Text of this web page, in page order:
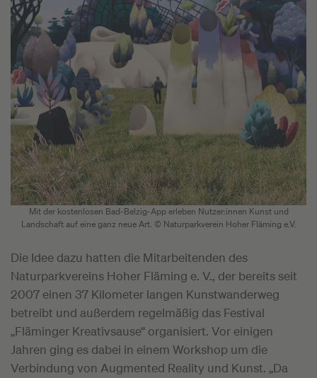
Mit der kostenlosen Bad-Belzig-App erleben Nutzer:innen Kunst und
Landschaft auf eine ganz neue Art. © Naturparkverein Hoher Fläming e.V.
Die Idee dazu hatten die Mitarbeitenden des
Naturparkvereins Hoher Fläming e. V., der bereits seit
2007 einen 37 Kilometer langen Kunstwanderweg
betreibt und außerdem regelmäßig das Festival
„Fläminger Kreativsause“ organisiert. Vor einigen
Jahren ging es dabei in einem Workshop um die
Verbindung von Augmented Reality und Kunst. „Da